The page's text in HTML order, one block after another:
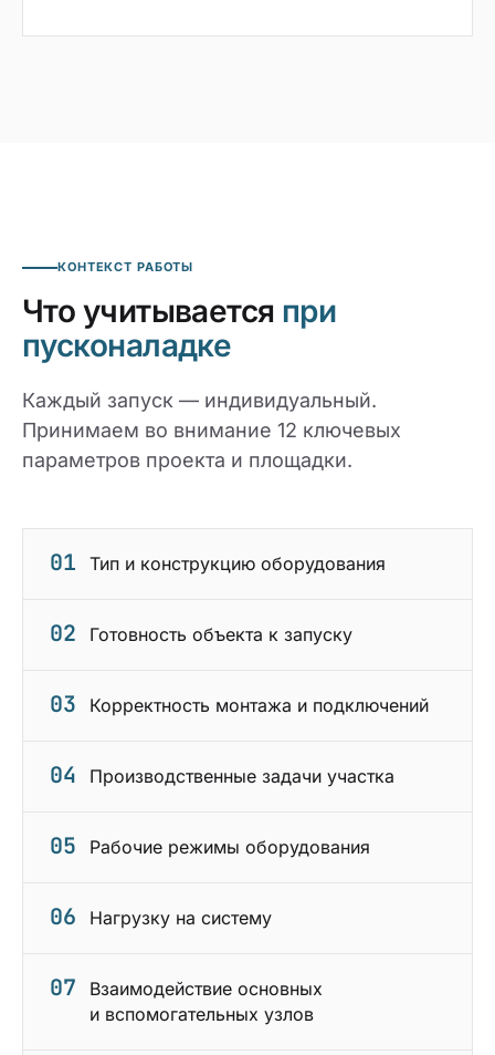
КОНТЕКСТ РАБОТЫ
Что учитывается при
пусконаладке
Каждый запуск — индивидуальный.
Принимаем во внимание 12 ключевых
параметров проекта и площадки.
01 Тип и конструкцию оборудования
02 Готовность объекта к запуску
03 Корректность монтажа и подключений
04 Производственные задачи участка
05 Рабочие режимы оборудования
06 Нагрузку на систему
07
Взаимодействие основных
и вспомогательных узлов